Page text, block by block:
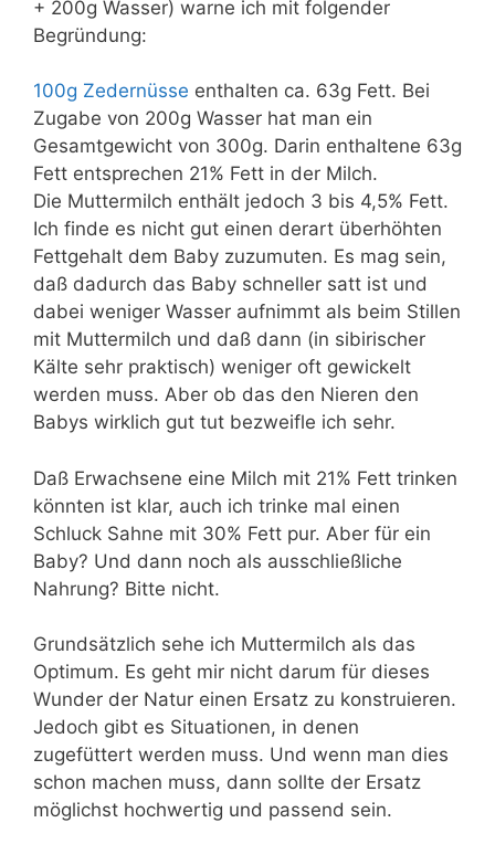
+ 200g Wasser) warne ich mit folgender
Begründung:
100g Zedernüsse enthalten ca. 63g Fett. Bei
Zugabe von 200g Wasser hat man ein
Gesamtgewicht von 300g. Darin enthaltene 63g
Fett entsprechen 21% Fett in der Milch.
Die Muttermilch enthält jedoch 3 bis 4,5% Fett.
Ich finde es nicht gut einen derart überhöhten
Fettgehalt dem Baby zuzumuten. Es mag sein,
daß dadurch das Baby schneller satt ist und
dabei weniger Wasser aufnimmt als beim Stillen
mit Muttermilch und daß dann (in sibirischer
Kälte sehr praktisch) weniger oft gewickelt
werden muss. Aber ob das den Nieren den
Babys wirklich gut tut bezweifle ich sehr.
Daß Erwachsene eine Milch mit 21% Fett trinken
könnten ist klar, auch ich trinke mal einen
Schluck Sahne mit 30% Fett pur. Aber für ein
Baby? Und dann noch als ausschließliche
Nahrung? Bitte nicht.
Grundsätzlich sehe ich Muttermilch als das
Optimum. Es geht mir nicht darum für dieses
Wunder der Natur einen Ersatz zu konstruieren.
Jedoch gibt es Situationen, in denen
zugefüttert werden muss. Und wenn man dies
schon machen muss, dann sollte der Ersatz
möglichst hochwertig und passend sein.